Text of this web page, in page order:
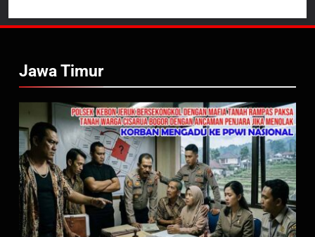
Jawa Timur